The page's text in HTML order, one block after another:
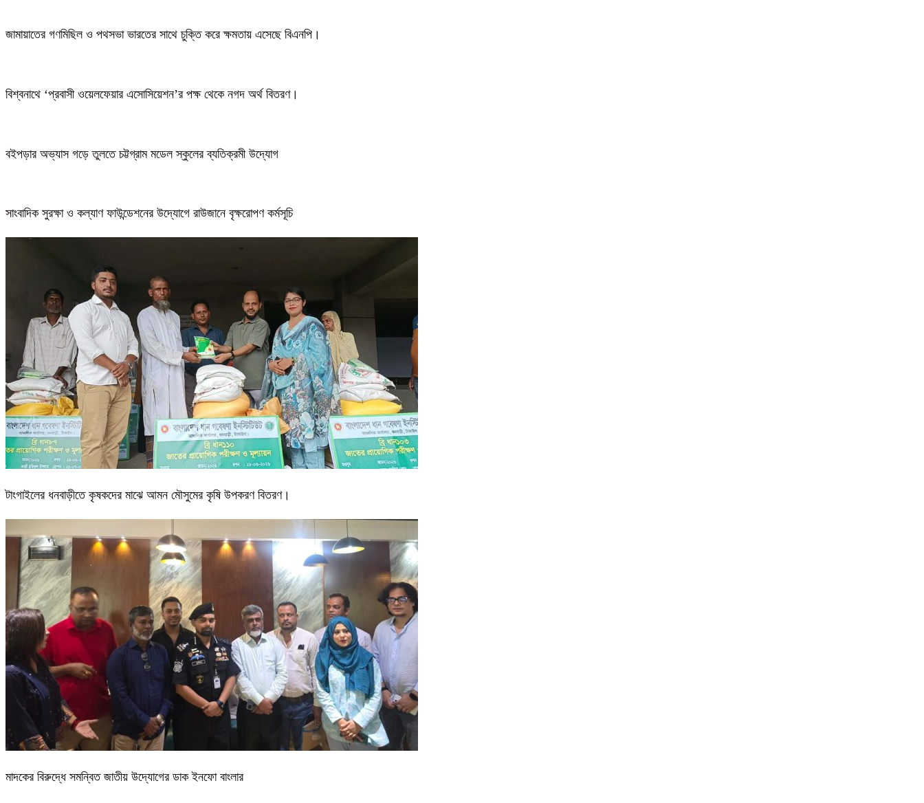
জামায়াতের গণমিছিল ও পথসভা ভারতের সাথে চুক্তি করে ক্ষমতায় এসেছে বিএনপি।
বিশ্বনাথে ‘প্রবাসী ওয়েলফেয়ার এসোসিয়েশন’র পক্ষ থেকে নগদ অর্থ বিতরণ।
বইপড়ার অভ্যাস গড়ে তুলতে চট্টগ্রাম মডেল স্কুলের ব্যতিক্রমী উদ্যোগ
সাংবাদিক সুরক্ষা ও কল্যাণ ফাউন্ডেশনের উদ্যোগে রাউজানে বৃক্ষরোপণ কর্মসূচি
টাংগাইলের ধনবাড়ীতে কৃষকদের মাঝে আমন মৌসুমের কৃষি উপকরণ বিতরণ।
মাদকের বিরুদ্ধে সমন্বিত জাতীয় উদ্যোগের ডাক ইনফো বাংলার